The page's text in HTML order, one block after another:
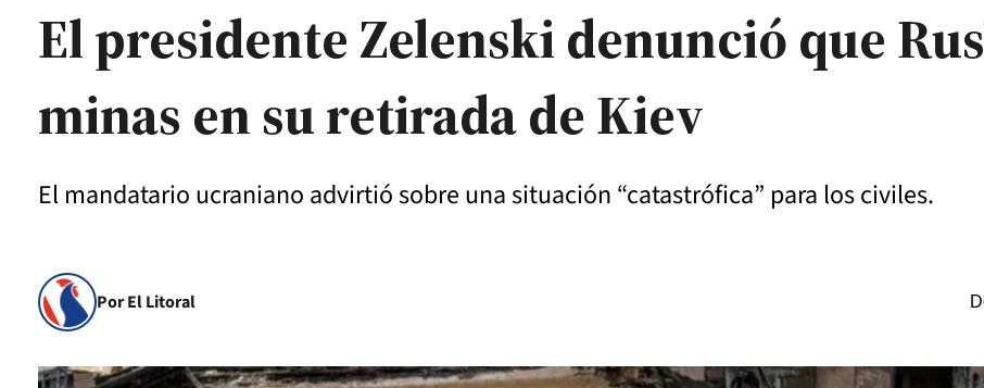
El presidente Zelenski denunció que
minas en su retirada de Kiev
El mandatario ucraniano advirtió sobre una situación “catastrófica” para los civiles.
Por El Litoral